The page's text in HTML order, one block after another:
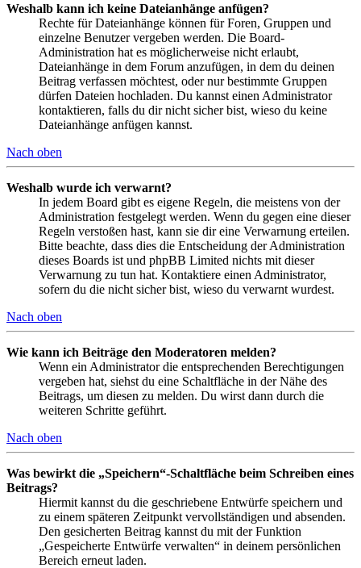
Weshalb kann ich keine Dateianhänge anfügen?
Rechte für Dateianhänge können für Foren, Gruppen und
einzelne Benutzer vergeben werden. Die Board-
Administration hat es möglicherweise nicht erlaubt,
Dateianhänge in dem Forum anzufügen, in dem du deinen
Beitrag verfassen möchtest, oder nur bestimmte Gruppen
dürfen Dateien hochladen. Du kannst einen Administrator
kontaktieren, falls du dir nicht sicher bist, wieso du keine
Dateianhänge anfügen kannst.
Nach oben
Weshalb wurde ich verwarnt?
In jedem Board gibt es eigene Regeln, die meistens von der
Administration festgelegt werden. Wenn du gegen eine dieser
Regeln verstoßen hast, kann sie dir eine Verwarnung erteilen.
Bitte beachte, dass dies die Entscheidung der Administration
dieses Boards ist und phpBB Limited nichts mit dieser
Verwarnung zu tun hat. Kontaktiere einen Administrator,
sofern du die nicht sicher bist, wieso du verwarnt wurdest.
Nach oben
Wie kann ich Beiträge den Moderatoren melden?
Wenn ein Administrator die entsprechenden Berechtigungen
vergeben hat, siehst du eine Schaltfläche in der Nähe des
Beitrags, um diesen zu melden. Du wirst dann durch die
weiteren Schritte geführt.
Nach oben
Was bewirkt die „Speichern“-Schaltfläche beim Schreiben eines
Beitrags?
Hiermit kannst du die geschriebene Entwürfe speichern und
zu einem späteren Zeitpunkt vervollständigen und absenden.
Den gesicherten Beitrag kannst du mit der Funktion
„Gespeicherte Entwürfe verwalten“ in deinem persönlichen
Bereich erneut laden.